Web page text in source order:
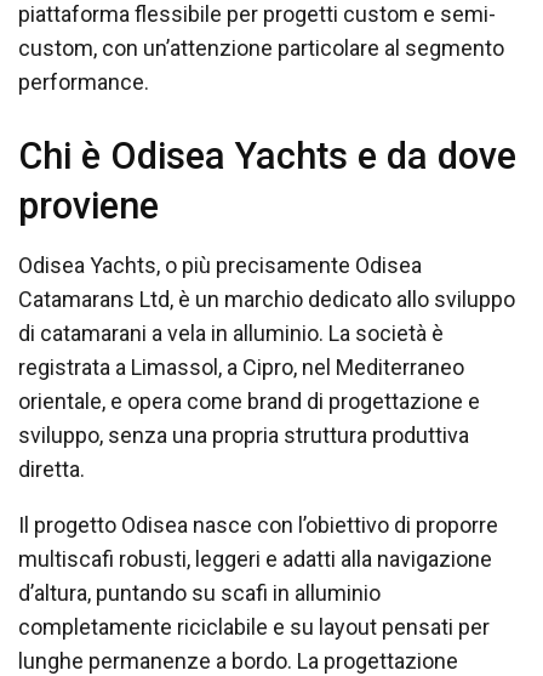
piattaforma flessibile per progetti custom e semi-
custom, con un’attenzione particolare al segmento
performance.
Chi è Odisea Yachts e da dove
proviene
Odisea Yachts, o più precisamente Odisea
Catamarans Ltd, è un marchio dedicato allo sviluppo
di catamarani a vela in alluminio. La società è
registrata a Limassol, a Cipro, nel Mediterraneo
orientale, e opera come brand di progettazione e
sviluppo, senza una propria struttura produttiva
diretta.
Il progetto Odisea nasce con l’obiettivo di proporre
multiscafi robusti, leggeri e adatti alla navigazione
d’altura, puntando su scafi in alluminio
completamente riciclabile e su layout pensati per
lunghe permanenze a bordo. La progettazione